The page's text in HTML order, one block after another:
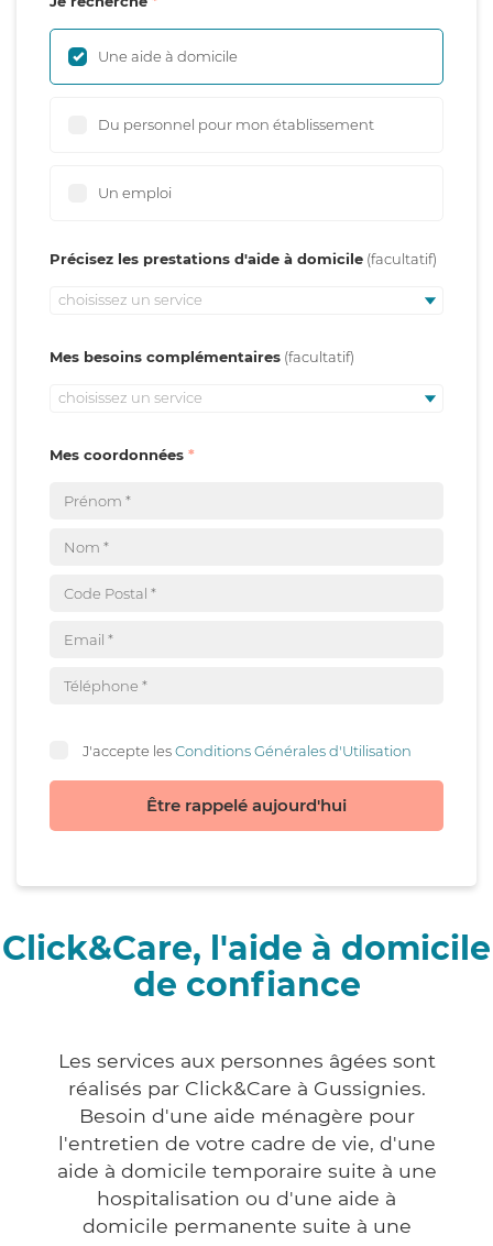
Une aide à domicile
Du personnel pour mon établissement
Un emploi
Précisez les prestations d'aide à domicile
choisissez un service
Mes besoins complémentaires
choisissez un service
Mes coordonnées
J'accepte lesConditions Générales d'Utilisation
Être rappelé aujourd'hui
Click&Care, l'aide à domicile
de confiance
Les services aux personnes âgées sont
réalisés par Click&Care à Gussignies.
Besoin d'une aide ménagère pour
l'entretien de votre cadre de vie, d'une
aide à domicile temporaire suite à une
hospitalisation ou d'une aide à
domicile permanente suite à une